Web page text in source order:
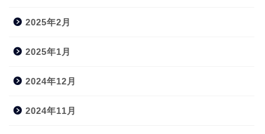
2025年2月
2025年1月
2024年12月
2024年11月